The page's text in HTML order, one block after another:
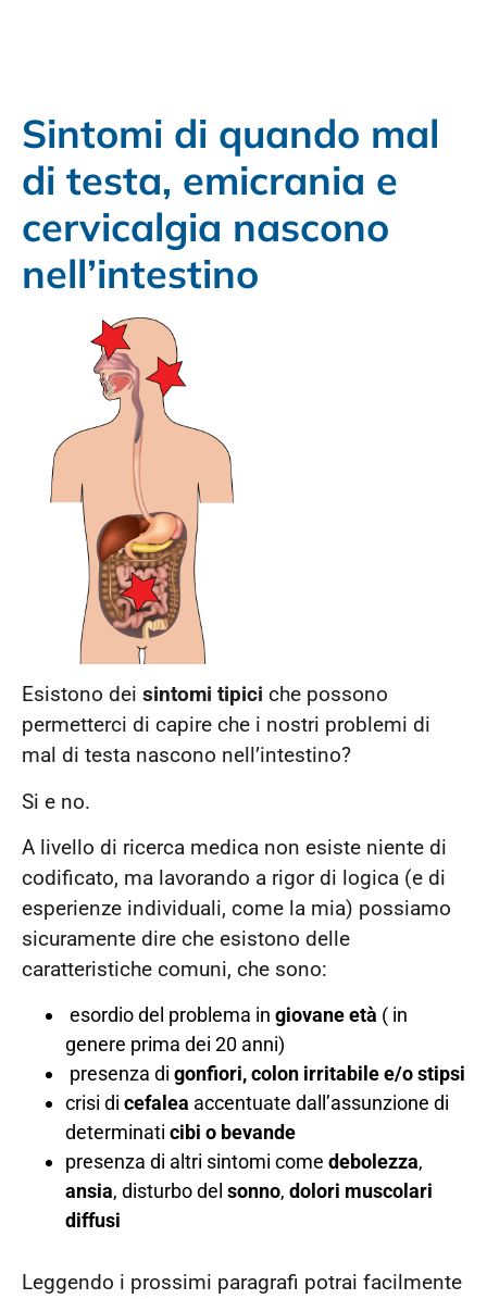
Sintomi di quando mal
di testa, emicrania e
cervicalgia nascono
nell’intestino
Esistono dei sintomi tipici che possono
permetterci di capire che i nostri problemi di
mal di testa nascono nell’intestino?
Si e no.
A livello di ricerca medica non esiste niente di
codificato, ma lavorando a rigor di logica (e di
esperienze individuali, come la mia) possiamo
sicuramente dire che esistono delle
caratteristiche comuni, che sono:
esordio del problema in giovane età ( in
genere prima dei 20 anni)
presenza di gonfiori, colon irritabile e/o stipsi
crisi di cefalea accentuate dall’assunzione di
determinati cibi o bevande
presenza di altri sintomi come debolezza,
ansia, disturbo del sonno, dolori muscolari
diffusi
Leggendo i prossimi paragrafi potrai facilmente